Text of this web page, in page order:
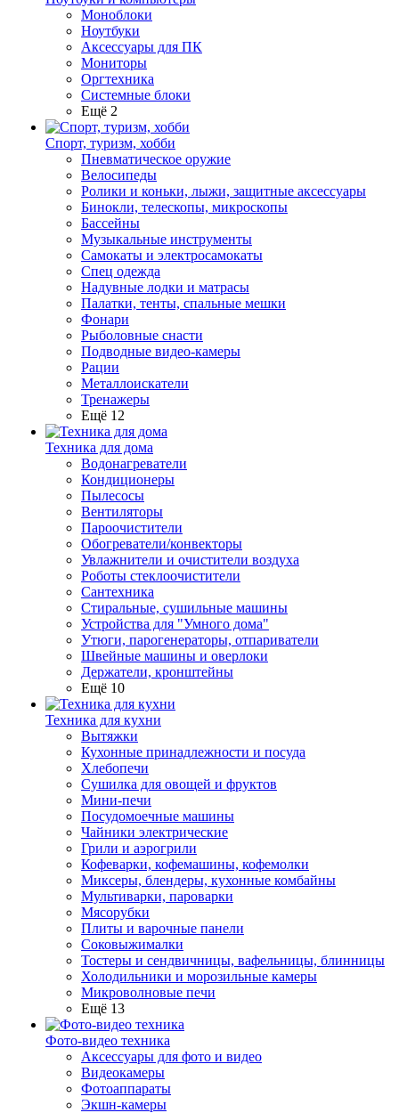
Моноблоки
Ноутбуки
Аксессуары для ПК
Мониторы
Оргтехника
Системные блоки
Ещё 2
Спорт, туризм, хобби
Пневматическое оружие
Велосипеды
Ролики и коньки, лыжи, защитные аксессуары
Бинокли, телескопы, микроскопы
Бассейны
Музыкальные инструменты
Самокаты и электросамокаты
Спец одежда
Надувные лодки и матрасы
Палатки, тенты, спальные мешки
Фонари
Рыболовные снасти
Подводные видео-камеры
Рации
Металлоискатели
Тренажеры
Ещё 12
Техника для дома
Водонагреватели
Кондиционеры
Пылесосы
Вентиляторы
Пароочистители
Обогреватели/конвекторы
Увлажнители и очистители воздуха
Роботы стеклоочистители
Сантехника
Стиральные, сушильные машины
Устройства для "Умного дома"
Утюги, парогенераторы, отпариватели
Швейные машины и оверлоки
Держатели, кронштейны
Ещё 10
Техника для кухни
Вытяжки
Кухонные принадлежности и посуда
Хлебопечи
Сушилка для овощей и фруктов
Мини-печи
Посудомоечные машины
Чайники электрические
Грили и аэрогрили
Кофеварки, кофемашины, кофемолки
Миксеры, блендеры, кухонные комбайны
Мультиварки, пароварки
Мясорубки
Плиты и варочные панели
Соковыжималки
Тостеры и сендвичницы, вафельницы, блинницы
Холодильники и морозильные камеры
Микроволновые печи
Ещё 13
Фото-видео техника
Аксессуары для фото и видео
Видеокамеры
Фотоаппараты
Экшн-камеры